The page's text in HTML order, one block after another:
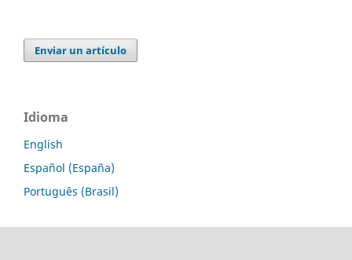
Enviar un artículo
Idioma
English
Español (España)
Português (Brasil)